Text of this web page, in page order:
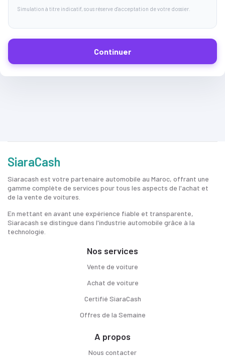
Simulation à titre indicatif, sous réserve d'acceptation de votre dossier.
Continuer
SiaraCash
Siaracash est votre partenaire automobile au Maroc, offrant une
gamme complète de services pour tous les aspects de l'achat et
de la vente de voitures.
En mettant en avant une expérience fiable et transparente,
Siaracash se distingue dans l'industrie automobile grâce à la
technologie.
Nos services
Vente de voiture
Achat de voiture
Certifié SiaraCash
Offres de la Semaine
A propos
Nous contacter